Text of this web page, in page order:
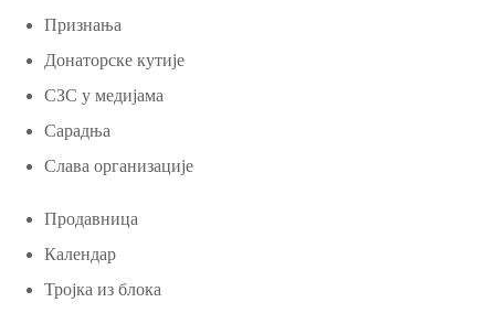
Признања
Донаторске кутије
СЗС у медијама
Сарадња
Слава организације
Продавница
Календар
Тројка из блока